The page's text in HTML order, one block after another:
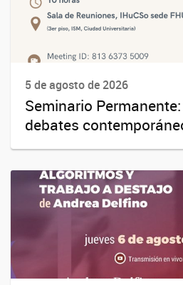
5 de agosto de 2026
Seminario
debates